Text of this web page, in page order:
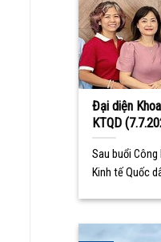
Đại diện
KTQD
Sau buổi
Kinh tế Quốc